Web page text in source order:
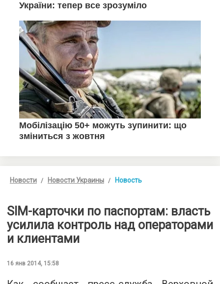
Новости Новости Украины Новость
SIM-карточки по паспортам: власть
усилила контроль над операторами
и клиентами
16 янв 2014, 15:58